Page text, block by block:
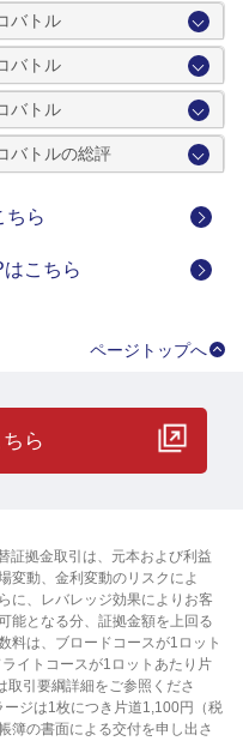
バトル
バトル
バトル
バトルの総評
ちら
こちら
ページトップへ
ら
証拠金取引は、元本および利益
変動、金利変動のリスクによ
に、レバレッジ効果によりお客
能となる分、証拠金額を上回る
料は、ブロードコースが1ロット
イトコースが1ロットあたり片
引要綱詳細をご参照くださ
ジは1枚につき片道1,100円（税
簿の書面による交付を申し出さ